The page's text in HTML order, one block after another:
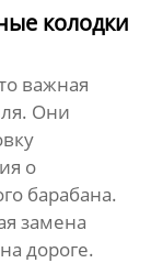
колодки
важная
Они
о
барабана.
замена
дороге.